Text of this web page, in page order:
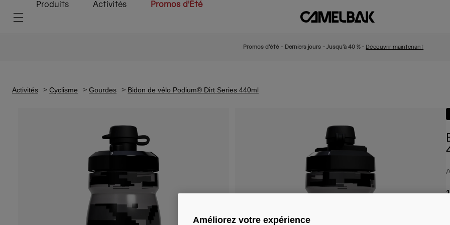
Produits Activités Promos d'Été
Promos d'été - Derniers jours - Jusqu'à 40 % - Découvrir maintenant
Activités Cyclisme Gourdes Bidon de vélo Podium® Dirt Series 440ml
Améliorez votre expérience